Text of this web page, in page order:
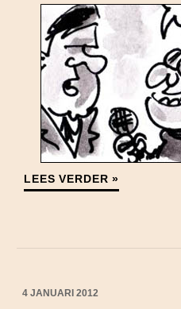
LEES VERDER »
4 JANUARI 2012